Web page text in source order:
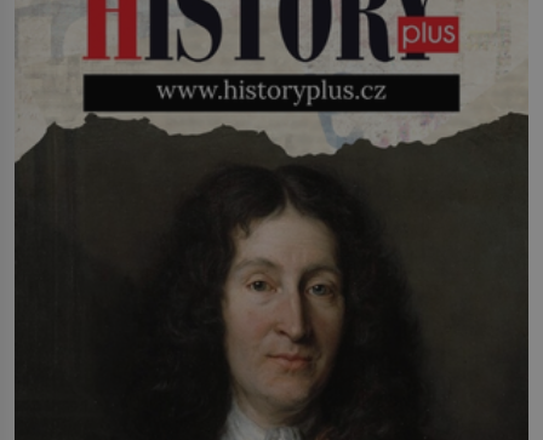
Tetovaný je už pračlověk Ötzi, který
zemřel […]